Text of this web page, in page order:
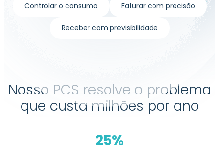
Controlar o consumo Faturar com precisão
Receber com previsibilidade
Nosso PCS resolve o problema
que custa milhões por ano
25%